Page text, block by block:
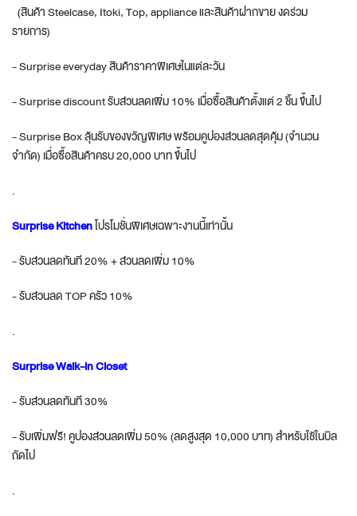
(สินค้า Steelcase, Itoki, Top, appliance และสินค้าฝากขาย งดร่วม
รายการ)
- Surprise everyday สินค้าราคาพิเศษในแต่ละวัน
- Surprise discount รับส่วนลดเพิ่ม 10% เมื่อซื้อสินค้าตั้งแต่ 2 ชิ้น ขึ้นไป
- Surprise Box ลุ้นรับของขวัญพิเศษ พร้อมคูปองส่วนลดสุดคุ้ม (จำนวน
จำกัด) เมื่อซื้อสินค้าครบ 20,000 บาท ขึ้นไป
.
Surprise Kitchenโปรโมชั่นพิเศษเฉพาะงานนี้เท่านั้น
- รับส่วนลดทันที 20% + ส่วนลดเพิ่ม 10%
- รับส่วนลด TOP ครัว 10%
.
Surprise Walk-in Closet
- รับส่วนลดทันที 30%
- รับเพิ่มฟรี! คูปองส่วนลดเพิ่ม 50% (ลดสูงสุด 10,000 บาท) สำหรับใช้ในบิล
ถัดไป
.